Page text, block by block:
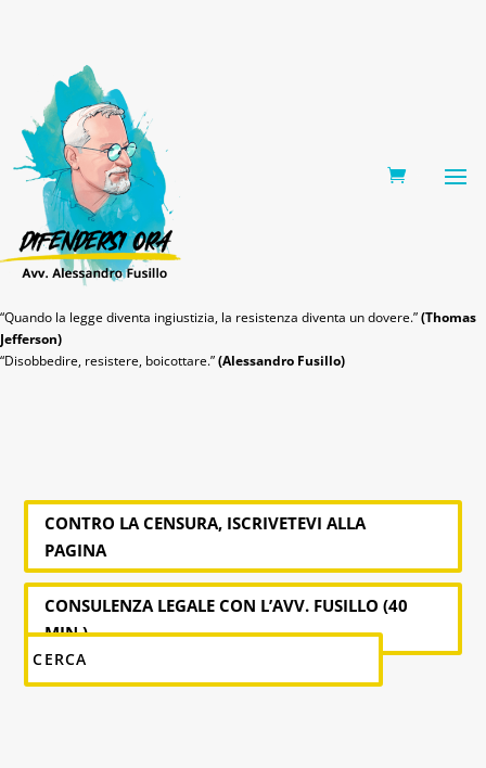
“Quando la legge diventa ingiustizia, la resistenza diventa un dovere.”(Thomas
Jefferson)
“Disobbedire, resistere, boicottare.”(Alessandro Fusillo)
CONTRO LA CENSURA, ISCRIVETEVI ALLA
PAGINA
CONSULENZA LEGALE CON L’AVV. FUSILLO (40
MIN.)